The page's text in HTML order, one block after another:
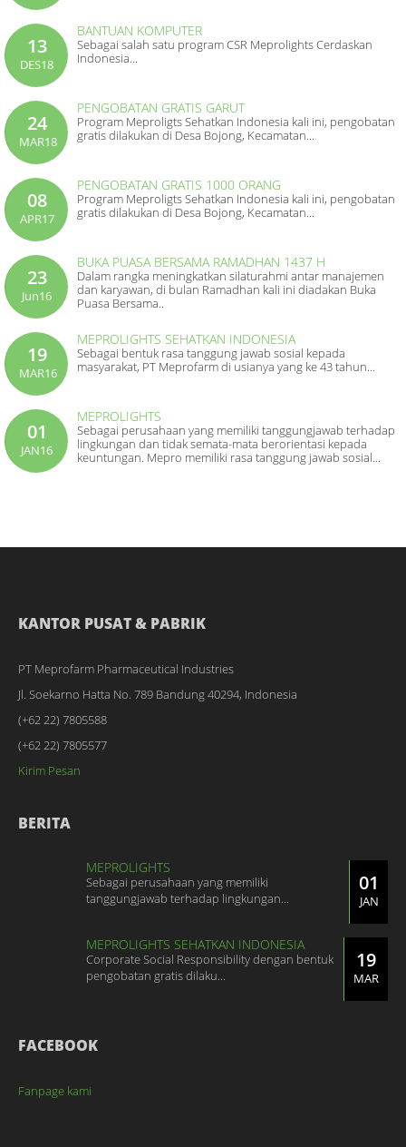
13
DES18
BANTUAN KOMPUTER
Sebagai salah satu program CSR Meprolights Cerdaskan
Indonesia...
24
MAR18
PENGOBATAN GRATIS GARUT
Program Meproligts Sehatkan Indonesia kali ini, pengobatan
gratis dilakukan di Desa Bojong, Kecamatan...
08
APR17
PENGOBATAN GRATIS 1000 ORANG
Program Meproligts Sehatkan Indonesia kali ini, pengobatan
gratis dilakukan di Desa Bojong, Kecamatan...
23
Jun16
BUKA PUASA BERSAMA RAMADHAN 1437 H
Dalam rangka meningkatkan silaturahmi antar manajemen
dan karyawan, di bulan Ramadhan kali ini diadakan Buka
Puasa Bersama..
19
MAR16
MEPROLIGHTS SEHATKAN INDONESIA
Sebagai bentuk rasa tanggung jawab sosial kepada
masyarakat, PT Meprofarm di usianya yang ke 43 tahun...
01
JAN16
MEPROLIGHTS
Sebagai perusahaan yang memiliki tanggungjawab terhadap
lingkungan dan tidak semata-mata berorientasi kepada
keuntungan. Mepro memiliki rasa tanggung jawab sosial...
KANTOR PUSAT & PABRIK
PT Meprofarm Pharmaceutical Industries
Jl. Soekarno Hatta No. 789 Bandung 40294, Indonesia
(+62 22) 7805588
(+62 22) 7805577
Kirim Pesan
BERITA
01
JAN
MEPROLIGHTS
Sebagai perusahaan yang memiliki
tanggungjawab terhadap lingkungan...
19
MAR
MEPROLIGHTS SEHATKAN INDONESIA
Corporate Social Responsibility dengan bentuk
pengobatan gratis dilaku...
FACEBOOK
Fanpage kami